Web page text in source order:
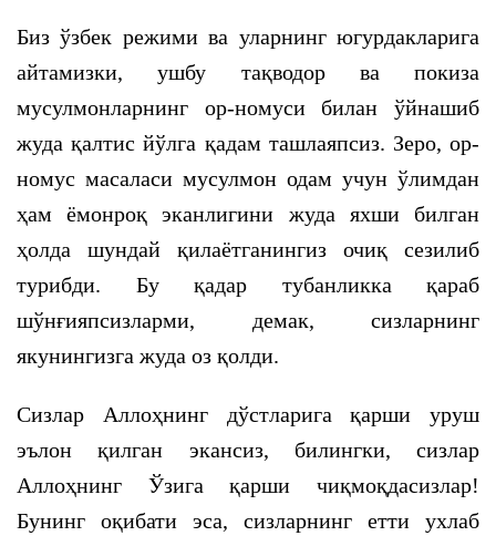
Биз ўзбек режими ва уларнинг югурдакларига
айтамизки, ушбу тақводор ва покиза
мусулмонларнинг ор-номуси билан ўйнашиб
жуда қалтис йўлга қадам ташлаяпсиз. Зеро, ор-
номус масаласи мусулмон одам учун ўлимдан
ҳам ёмонроқ эканлигини жуда яхши билган
ҳолда шундай қилаётганингиз очиқ сезилиб
турибди. Бу қадар тубанликка қараб
шўнғияпсизларми, демак, сизларнинг
якунингизга жуда оз қолди.
Сизлар Аллоҳнинг дўстларига қарши уруш
эълон қилган экансиз, билингки, сизлар
Аллоҳнинг Ўзига қарши чиқмоқдасизлар!
Бунинг оқибати эса, сизларнинг етти ухлаб